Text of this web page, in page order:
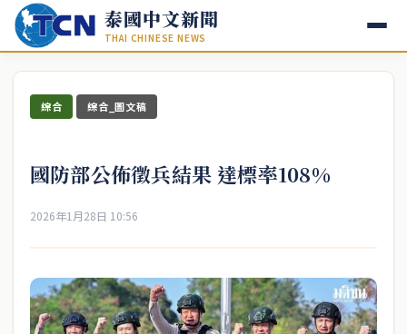
泰國中文新聞
THAI CHINESE NEWS
綜合 綜合_圖文稿
國防部公佈徵兵結果 達標率108%
2026年1月28日 10:56